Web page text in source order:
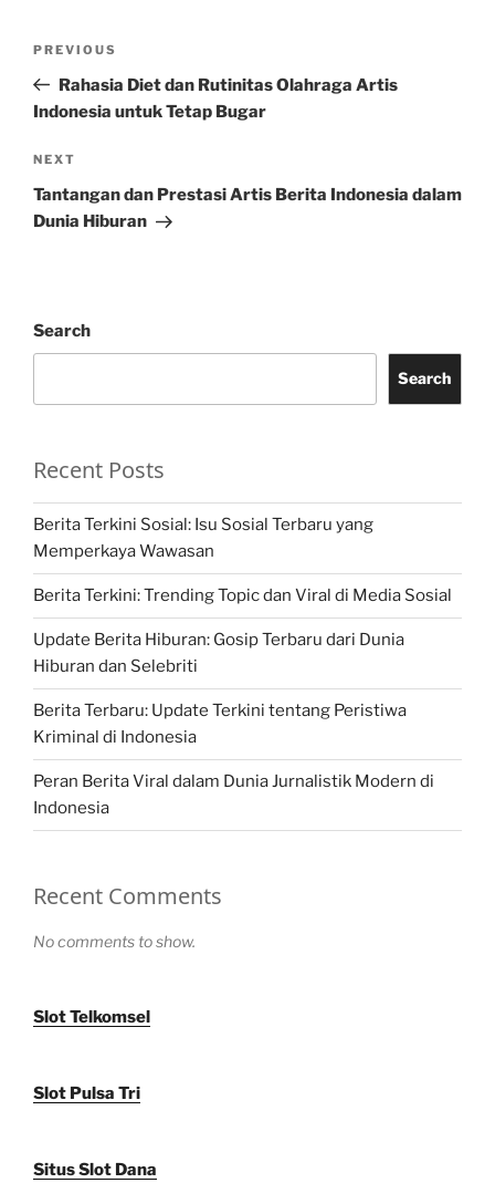
Previous
Post
PREVIOUS
Rahasia Diet dan Rutinitas Olahraga Artis
Indonesia untuk Tetap Bugar
Next
Post
NEXT
Tantangan dan Prestasi Artis Berita Indonesia dalam
Dunia Hiburan
Search
Search
Recent Posts
Berita Terkini Sosial: Isu Sosial Terbaru yang
Memperkaya Wawasan
Berita Terkini: Trending Topic dan Viral di Media Sosial
Update Berita Hiburan: Gosip Terbaru dari Dunia
Hiburan dan Selebriti
Berita Terbaru: Update Terkini tentang Peristiwa
Kriminal di Indonesia
Peran Berita Viral dalam Dunia Jurnalistik Modern di
Indonesia
Recent Comments
No comments to show.
Slot Telkomsel
Slot Pulsa Tri
Situs Slot Dana